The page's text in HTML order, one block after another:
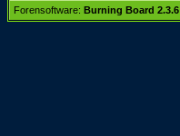
Forensoftware: Burning Board 2.3.6